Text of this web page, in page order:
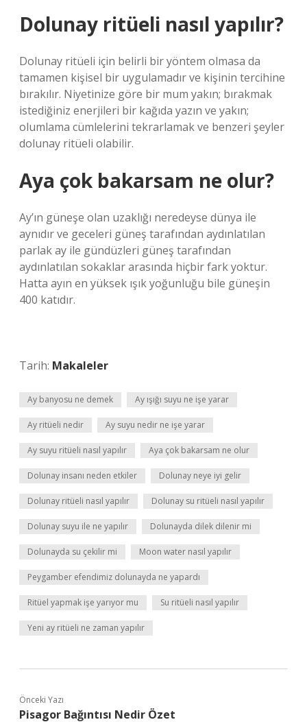
Dolunay ritüeli nasıl yapılır?
Dolunay ritüeli için belirli bir yöntem olmasa da
tamamen kişisel bir uygulamadır ve kişinin tercihine
bırakılır. Niyetinize göre bir mum yakın; bırakmak
istediğiniz enerjileri bir kağıda yazın ve yakın;
olumlama cümlelerini tekrarlamak ve benzeri şeyler
dolunay ritüeli olabilir.
Aya çok bakarsam ne olur?
Ay’ın güneşe olan uzaklığı neredeyse dünya ile
aynıdır ve geceleri güneş tarafından aydınlatılan
parlak ay ile gündüzleri güneş tarafından
aydınlatılan sokaklar arasında hiçbir fark yoktur.
Hatta ayın en yüksek ışık yoğunluğu bile güneşin
400 katıdır.
Tarih: Makaleler
Ay banyosu ne demek Ay ışığı suyu ne işe yarar
Ay ritüeli nedir Ay suyu nedir ne işe yarar
Ay suyu ritüeli nasıl yapılır Aya çok bakarsam ne olur
Dolunay insanı neden etkiler Dolunay neye iyi gelir
Dolunay ritüeli nasıl yapılır Dolunay su ritüeli nasıl yapılır
Dolunay suyu ile ne yapılır Dolunayda dilek dilenir mi
Dolunayda su çekilir mi Moon water nasıl yapılır
Peygamber efendimiz dolunayda ne yapardı
Ritüel yapmak işe yarıyor mu Su ritüeli nasıl yapılır
Yeni ay ritüeli ne zaman yapılır
Önceki Yazı
Pisagor Bağıntısı Nedir Özet